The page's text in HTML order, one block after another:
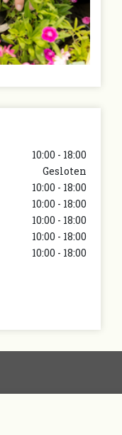
10:00 - 18:00
Gesloten
10:00 - 18:00
10:00 - 18:00
10:00 - 18:00
10:00 - 18:00
10:00 - 18:00